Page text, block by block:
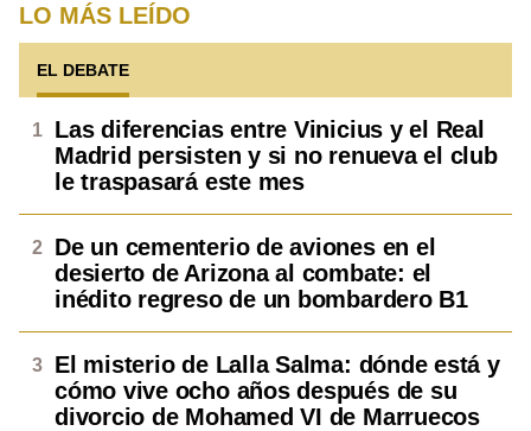
LO MÁS LEÍDO
EL DEBATE
Las diferencias entre Vinicius y el Real
Madrid persisten y si no renueva el club
le traspasará este mes
De un cementerio de aviones en el
desierto de Arizona al combate: el
inédito regreso de un bombardero B1
El misterio de Lalla Salma: dónde está y
cómo vive ocho años después de su
divorcio de Mohamed VI de Marruecos